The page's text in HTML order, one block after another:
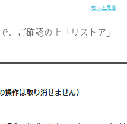
、ご確認の上「リストア」